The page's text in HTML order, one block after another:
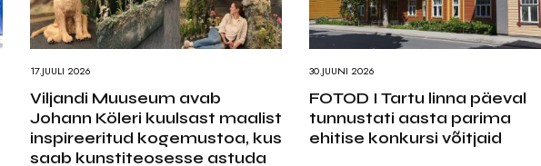
17.JUULI 2026
Viljandi Muuseum avab
Johann Köleri kuulsast maalist
inspireeritud kogemustoa, kus
saab kunstiteosesse astuda
30.JUUNI 2026
FOTOD I Tartu linna päeval
tunnustati aasta parima
ehitise konkursi võitjaid